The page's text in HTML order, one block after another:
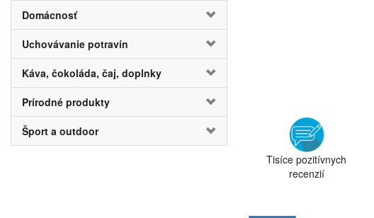
Domácnosť
Uchovávanie potravín
Káva, čokoláda, čaj, doplnky
Prírodné produkty
Šport a outdoor
Tisíce pozitívnych
recenzií